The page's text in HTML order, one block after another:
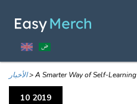
الأخبار>A Smarter Way of Self-Learning
10 2019